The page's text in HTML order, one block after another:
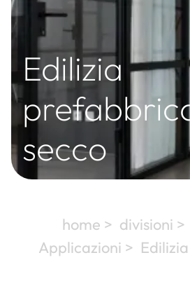
Edilizia
secco
home > divisioni >
Applicazioni >